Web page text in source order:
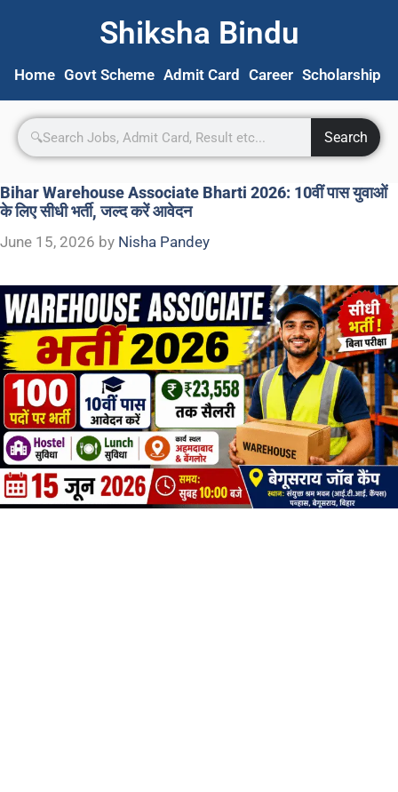
Shiksha Bindu
Home Govt Scheme Admit Card Career Scholarship
Search
Bihar Warehouse Associate Bharti 2026: 10वीं पास युवाओं
के लिए सीधी भर्ती, जल्द करें आवेदन
June 15, 2026 by Nisha Pandey